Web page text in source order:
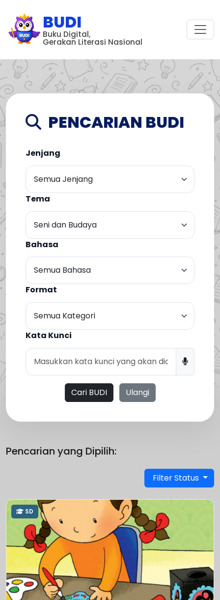
BUDI
Buku Digital,
Gerakan Literasi Nasional
PENCARIAN BUDI
Jenjang
Tema
Bahasa
Format
Kata Kunci
Cari BUDI Ulangi
Pencarian yang Dipilih:
Filter Status
SD